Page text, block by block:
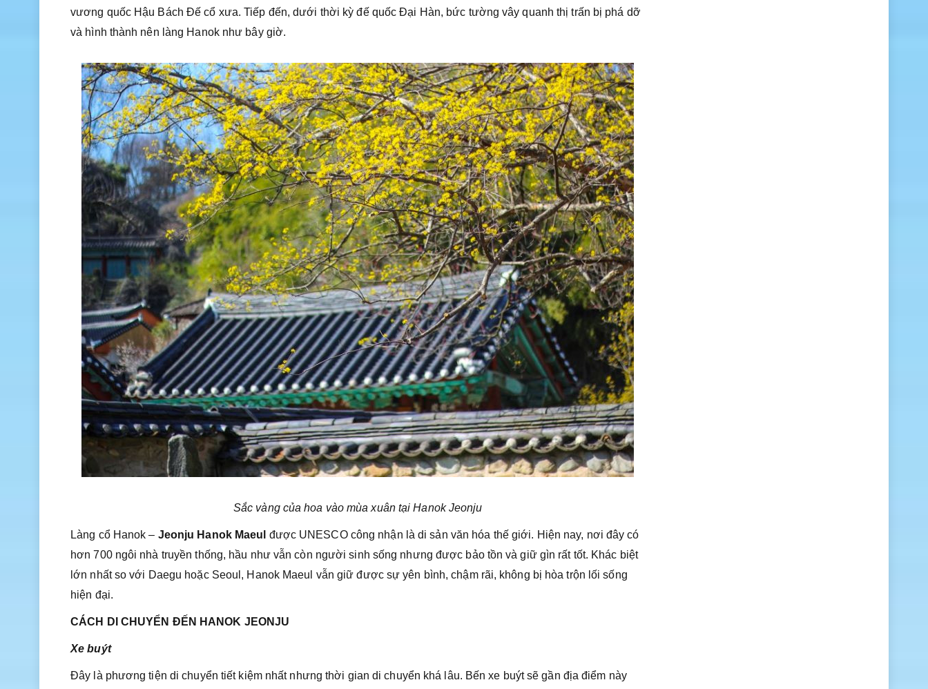
vương quốc Hậu Bách Đế cổ xưa. Tiếp đến, dưới thời kỳ đế quốc Đại Hàn, bức tường vây quanh thị trấn bị phá dỡ
và hình thành nên làng Hanok như bây giờ.
Sắc vàng của hoa vào mùa xuân tại Hanok Jeonju
Làng cổ Hanok – Jeonju Hanok Maeul được UNESCO công nhận là di sản văn hóa thế giới. Hiện nay, nơi đây có
hơn 700 ngôi nhà truyền thống, hầu như vẫn còn người sinh sống nhưng được bảo tồn và giữ gìn rất tốt. Khác biệt
lớn nhất so với Daegu hoặc Seoul, Hanok Maeul vẫn giữ được sự yên bình, chậm rãi, không bị hòa trộn lối sống
hiện đại.
CÁCH DI CHUYỂN ĐẾN HANOK JEONJU
Xe buýt
Đây là phương tiện di chuyển tiết kiệm nhất nhưng thời gian di chuyển khá lâu. Bến xe buýt sẽ gần địa điểm này